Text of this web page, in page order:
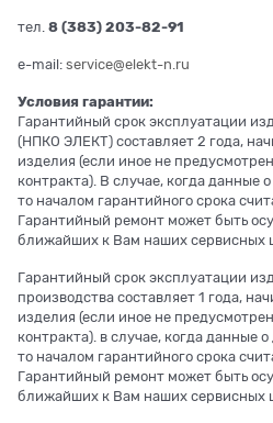
тел. 8 (383) 203-82-91
e-mail: service@elekt-n.ru
Условия гарантии:
Гарантийный срок эксплуатации
(НПКО ЭЛЕКТ) составляет 2 года,
изделия (если иное не
контракта). В случае, когда данные
то началом гарантийного срока
Гарантийный ремонт может быть
ближайших к Вам наших сервисных
Гарантийный срок эксплуатации
производства составляет 1 года,
изделия (если иное не
контракта). в случае, когда данные
то началом гарантийного срока
Гарантийный ремонт может быть
ближайших к Вам наших сервисных